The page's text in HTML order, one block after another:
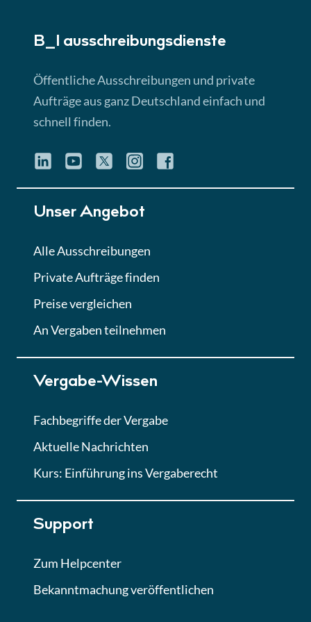
Lektion 3
► 4:31 Min
Quiz
Eignung im Vergabeverfahren
Lektion 6
Abgabe von Angeboten
Lektion
Lektion 7
Finales Quiz
B_I ausschreibungs­dienste
Öffentliche Ausschreibungen und private
Aufträge aus ganz Deutschland einfach und
schnell finden.
Unser Angebot
Alle Ausschreibungen
Private Aufträge finden
Preise vergleichen
An Vergaben teilnehmen
Vergabe-Wissen
Fachbegriffe der Vergabe
Aktuelle Nachrichten
Kurs: Einführung ins Vergaberecht
Support
Zum Helpcenter
Bekanntmachung veröffentlichen